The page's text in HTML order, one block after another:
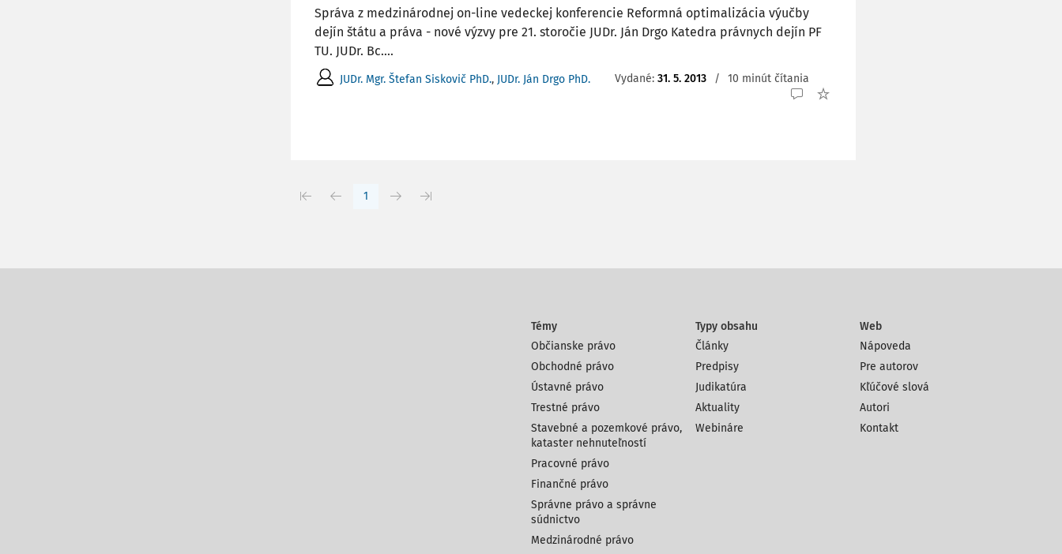
Správa z medzinárodnej on-line vedeckej konferencie Reformná optimalizácia výučby
dejín štátu a práva - nové výzvy pre 21. storočie JUDr. Ján Drgo Katedra právnych dejín PF
TU. JUDr. Bc....
JUDr. Mgr. Štefan Siskovič PhD., JUDr. Ján Drgo PhD. Vydané: 31. 5. 2013 / 10 minút čítania
1
Témy
Občianske právo
Obchodné právo
Ústavné právo
Trestné právo
Stavebné a pozemkové právo,
kataster nehnuteľností
Pracovné právo
Finančné právo
Správne právo a správne
súdnictvo
Medzinárodné právo
Typy obsahu
Články
Predpisy
Judikatúra
Aktuality
Webináre
Web
Nápoveda
Pre autorov
Kľúčové slová
Autori
Kontakt